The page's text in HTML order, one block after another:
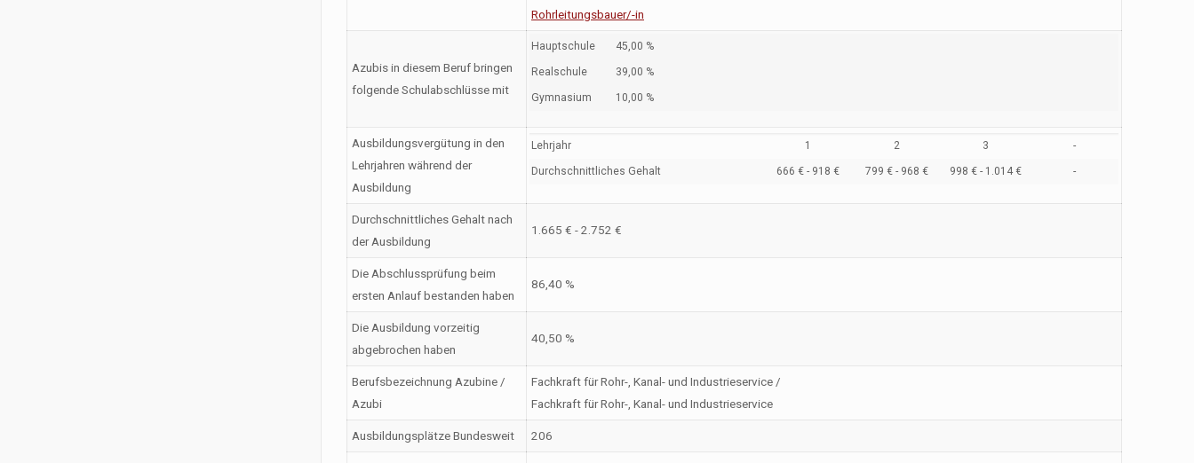
Rohrleitungsbauer/-in
Azubis in diesem Beruf bringen
folgende Schulabschlüsse mit
Hauptschule 45,00 %
Realschule 39,00 %
Gymnasium 10,00 %
Ausbildungsvergütung in den
Lehrjahren während der
Ausbildung
Lehrjahr 1 2 3 -
Durchschnittliches Gehalt 666 € - 918 € 799 € - 968 € 998 € - 1.014 € -
Durchschnittliches Gehalt nach
der Ausbildung
1.665 € - 2.752 €
Die Abschlussprüfung beim
ersten Anlauf bestanden haben
86,40 %
Die Ausbildung vorzeitig
abgebrochen haben
40,50 %
Berufsbezeichnung Azubine /
Azubi
Fachkraft für Rohr-, Kanal- und Industrieservice /
Fachkraft für Rohr-, Kanal- und Industrieservice
Ausbildungsplätze Bundesweit 206